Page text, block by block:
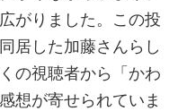
がりました。この投
居した加藤さんらし
の視聴者から「かわ
想が寄せられていま